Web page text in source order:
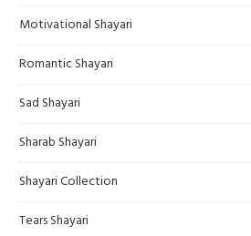
Motivational Shayari
Romantic Shayari
Sad Shayari
Sharab Shayari
Shayari Collection
Tears Shayari